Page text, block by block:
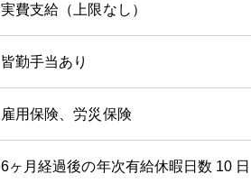
実費支給（上限なし）
皆勤手当あり
雇用保険、労災保険
6ヶ月経過後の年次有給休暇日数 10 日